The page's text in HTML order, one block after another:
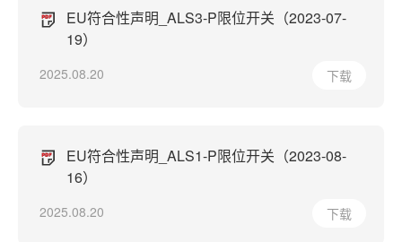
EU符合性声明_ALS3-P限位开关（2023-07-
19）
2025.08.20 下载
EU符合性声明_ALS1-P限位开关（2023-08-
16）
2025.08.20 下载